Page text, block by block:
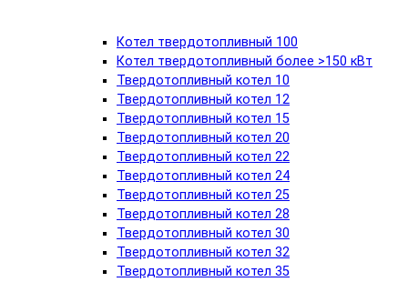
Котел твердотопливный 100
Котел твердотопливный более >150 кВт
Твердотопливный котел 10
Твердотопливный котел 12
Твердотопливный котел 15
Твердотопливный котел 20
Твердотопливный котел 22
Твердотопливный котел 24
Твердотопливный котел 25
Твердотопливный котел 28
Твердотопливный котел 30
Твердотопливный котел 32
Твердотопливный котел 35